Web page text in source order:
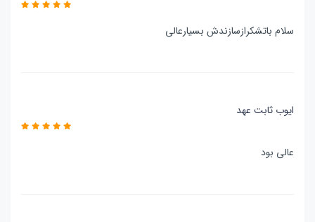
سلام باتشکرازسازندش بسیارعالی
ایوب ثابت عهد
عالی بود